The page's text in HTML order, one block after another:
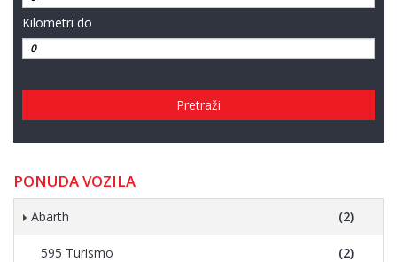
Kilometri do
Pretraži
PONUDA VOZILA
Abarth (2)
595 Turismo (2)